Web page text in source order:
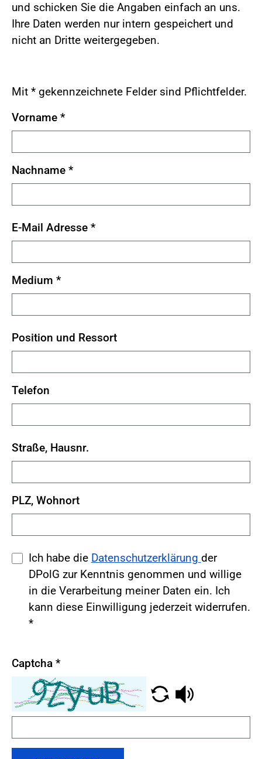
und schicken Sie die Angaben einfach an uns.
Ihre Daten werden nur intern gespeichert und
nicht an Dritte weitergegeben.
Mit * gekennzeichnete Felder sind Pflichtfelder.
Vorname *
Nachname *
E-Mail Adresse *
Medium *
Position und Ressort
Telefon
Straße, Hausnr.
PLZ, Wohnort
Ich habe die Datenschutzerklärung der
DPolG zur Kenntnis genommen und willige
in die Verarbeitung meiner Daten ein. Ich
kann diese Einwilligung jederzeit widerrufen.
*
Captcha *